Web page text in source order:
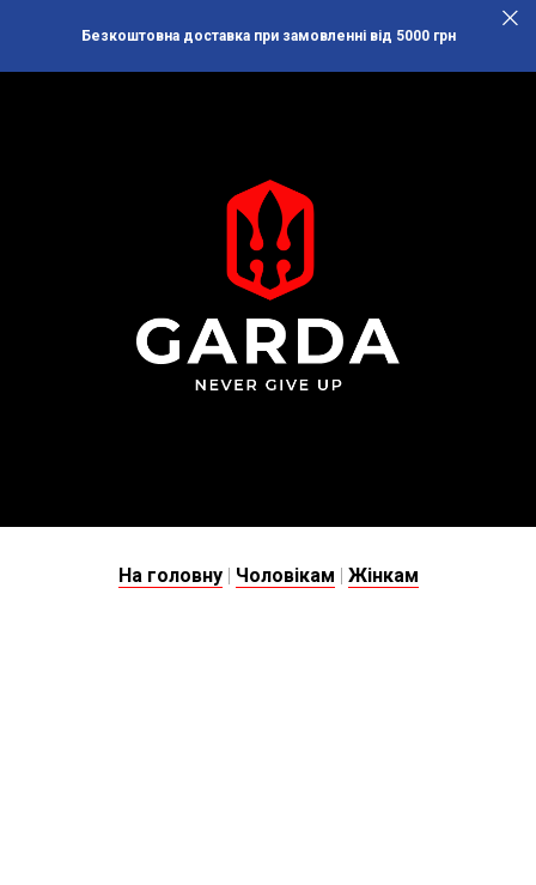
Безкоштовна доставка при замовленні від 5000 грн
На головну | Чоловікам | Жінкам